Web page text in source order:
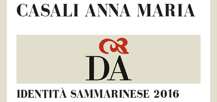
CASALI ANNA MARIA
IDENTITÀ SAMMARINESE 2016